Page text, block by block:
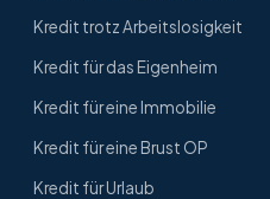
Kredit trotz Arbeitslosigkeit
Kredit für das Eigenheim
Kredit für eine Immobilie
Kredit für eine Brust OP
Kredit für Urlaub